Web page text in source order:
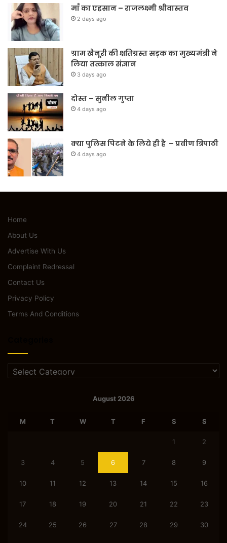
माँ का एहसान – राजलक्ष्मी श्रीवास्तव
2 days ago
ग्राम खैनूरी की क्षतिग्रस्त सड़क का मुख्यमंत्री ने
लिया तत्काल संज्ञान
3 days ago
दोस्त – सुनील गुप्ता
4 days ago
क्या पुलिस पिटने के लिये ही है – प्रवीण त्रिपाठी
4 days ago
Home
About Us
Advertise With Us
Complaint Redressal
Contact Us
Privacy Policy
Terms And Conditions
Categories
August 2026
M T W T F S S
1 2
3 4 5 6 7 8 9
10 11 12 13 14 15 16
17 18 19 20 21 22 23
24 25 26 27 28 29 30